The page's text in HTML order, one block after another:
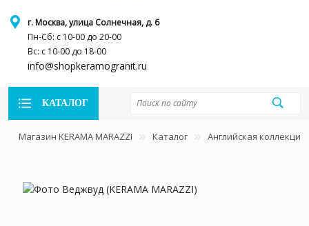
г. Москва, улица Солнечная, д. 6
Пн-Сб: с 10-00 до 20-00
Вс: с 10-00 до 18-00
info@shopkeramogranit.ru
КАТАЛОГ
Магазин KERAMA MARAZZI Каталог Английская коллекция